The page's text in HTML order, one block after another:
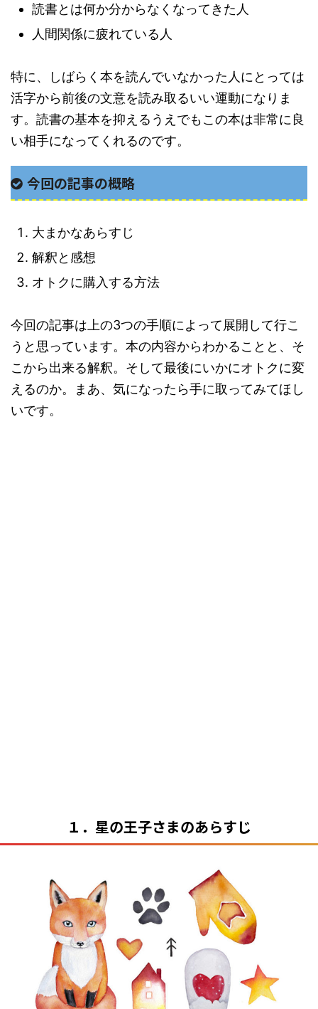
読書とは何か分からなくなってきた人
人間関係に疲れている人
特に、しばらく本を読んでいなかった人にとっては
活字から前後の文意を読み取るいい運動になりま
す。読書の基本を抑えるうえでもこの本は非常に良
い相手になってくれるのです。
今回の記事の概略
大まかなあらすじ
解釈と感想
オトクに購入する方法
今回の記事は上の3つの手順によって展開して行こ
うと思っています。本の内容からわかることと、そ
こから出来る解釈。そして最後にいかにオトクに変
えるのか。まあ、気になったら手に取ってみてほし
いです。
１．星の王子さまのあらすじ